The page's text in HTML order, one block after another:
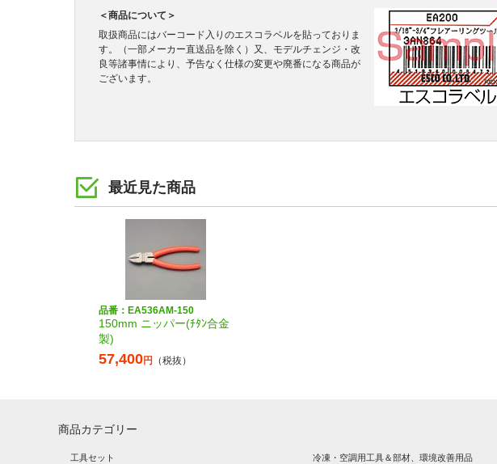
＜商品について＞
取扱商品にはバーコード入りのエスコラベルを貼っておりま
す。（一部メーカー直送品を除く）又、モデルチェンジ・改
良等諸事情により、予告なく仕様の変更や廃番になる商品が
ございます。
最近見た商品
品番：EA536AM-150
150mm ニッパー(ﾁﾀﾝ合金
製)
57,400円 （税抜）
商品カテゴリー
工具セット 冷凍・空調用工具＆部材、環境改善用品